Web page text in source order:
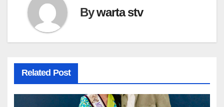
Bywarta stv
Related Post